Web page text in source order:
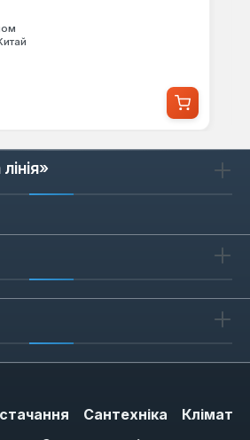
Сантехніка
Клімат